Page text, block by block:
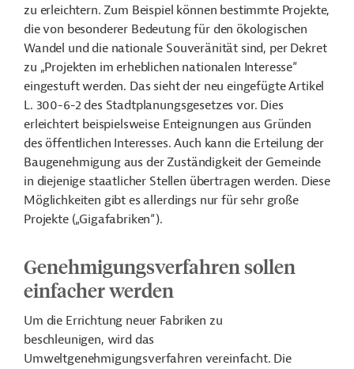
zu erleichtern. Zum Beispiel können bestimmte Projekte,
die von besonderer Bedeutung für den ökologischen
Wandel und die nationale Souveränität sind, per Dekret
zu „Projekten im erheblichen nationalen Interesse“
eingestuft werden. Das sieht der neu eingefügte Artikel
L. 300-6-2 des Stadtplanungsgesetzes vor. Dies
erleichtert beispielsweise Enteignungen aus Gründen
des öffentlichen Interesses. Auch kann die Erteilung der
Baugenehmigung aus der Zuständigkeit der Gemeinde
in diejenige staatlicher Stellen übertragen werden. Diese
Möglichkeiten gibt es allerdings nur für sehr große
Projekte („Gigafabriken“).
Genehmigungsverfahren sollen
einfacher werden
Um die Errichtung neuer Fabriken zu
beschleunigen, wird das
Umweltgenehmigungsverfahren vereinfacht. Die